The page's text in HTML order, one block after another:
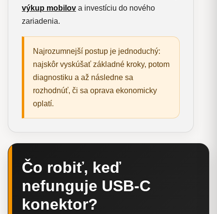
výkup mobilov a investíciu do nového
zariadenia.
Najrozumnejší postup je jednoduchý:
najskôr vyskúšať základné kroky, potom
diagnostiku a až následne sa
rozhodnúť, či sa oprava ekonomicky
oplatí.
Čo robiť, keď
nefunguje USB-C
konektor?